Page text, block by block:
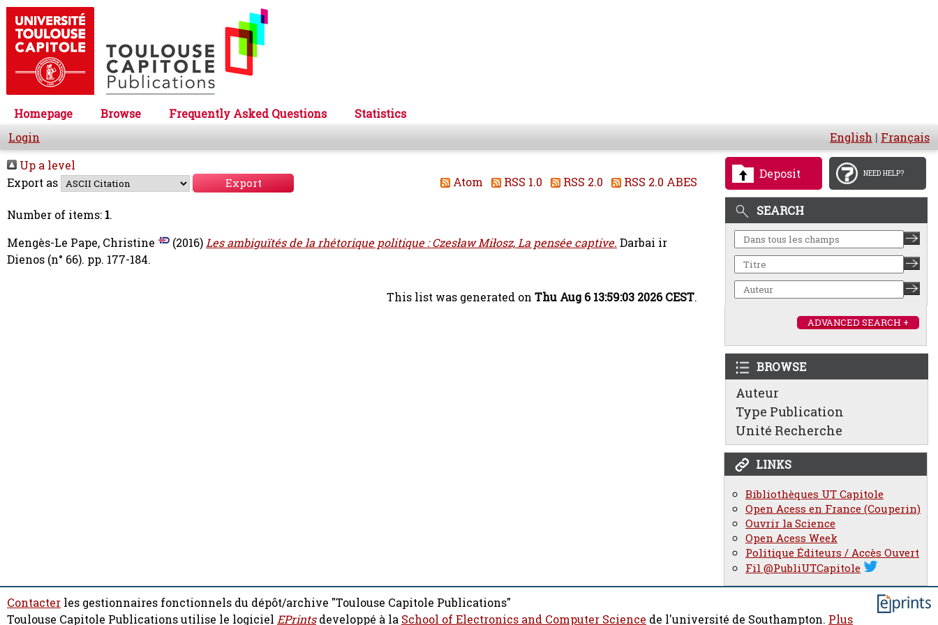
Homepage Browse Frequently Asked Questions
Statistics
Login
English | Français
Deposit NEED HELP?
SEARCH
ADVANCED SEARCH +
BROWSE
Auteur
Type Publication
Unité Recherche
LINKS
Bibliothèques UT Capitole
Open Acess en France (Couperin)
Ouvrir la Science
Open Acess Week
Politique Éditeurs / Accès Ouvert
Fil @PubliUTCapitole
Up a level
Export as
Atom RSS 1.0 RSS 2.0 RSS 2.0 ABES
Number of items: 1.
Mengès-Le Pape, Christine
(2016)Les ambiguïtés de la rhétorique politique : Czesław Miłosz, La pensée captive. Darbai ir
Dienos (n° 66). pp. 177-184.
This list was generated on Thu Aug 6 13:59:03 2026 CEST.
Contacter les gestionnaires fonctionnels du dépôt/archive "Toulouse Capitole Publications"
Toulouse Capitole Publications utilise le logiciel EPrintsdeveloppé à la School of Electronics and Computer Science de l'université de Southampton. Plus